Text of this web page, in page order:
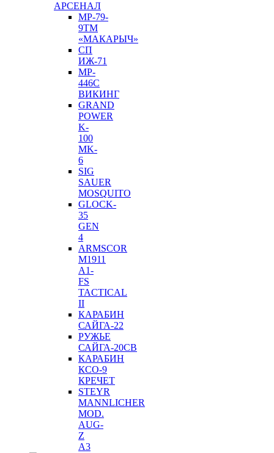
АРСЕНАЛ
МР-79-
9ТM
«МАКАРЫЧ»
СП
ИЖ-71
MP-
446C
ВИКИНГ
GRAND
POWER
K-
100
MK-
6
SIG
SAUER
MOSQUITO
GLOCK-
35
GEN
4
ARMSCOR
M1911
A1-
FS
TACTICAL
II
КАРАБИН
САЙГА-22
РУЖЬЕ
САЙГА-20СВ
КАРАБИН
КСО-9
КРЕЧЕТ
STEYR
MANNLICHER
MOD.
AUG-
Z
A3